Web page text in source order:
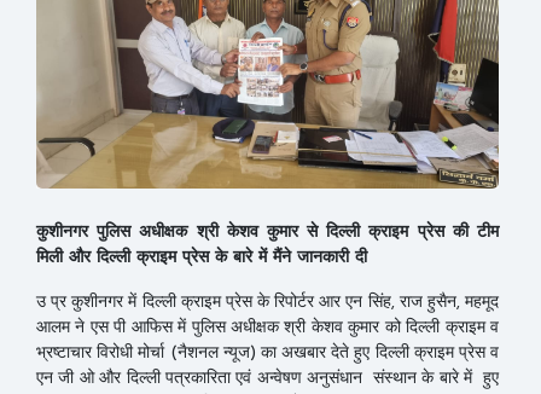
कुशीनगर पुलिस अधीक्षक श्री केशव कुमार से दिल्ली क्राइम प्रेस की टीम
मिली और दिल्ली क्राइम प्रेस के बारे में मैंने जानकारी दी
उ प्र कुशीनगर में दिल्ली क्राइम प्रेस के रिपोर्टर आर एन सिंह, राज हुसैन, महमूद
आलम ने एस पी आफिस में पुलिस अधीक्षक श्री केशव कुमार को दिल्ली क्राइम व
भ्रष्टाचार विरोधी मोर्चा (नैशनल न्यूज) का अखबार देते हुए दिल्ली क्राइम प्रेस व
एन जी ओ और दिल्ली पत्रकारिता एवं अन्वेषण अनुसंधान संस्थान के बारे में हुए